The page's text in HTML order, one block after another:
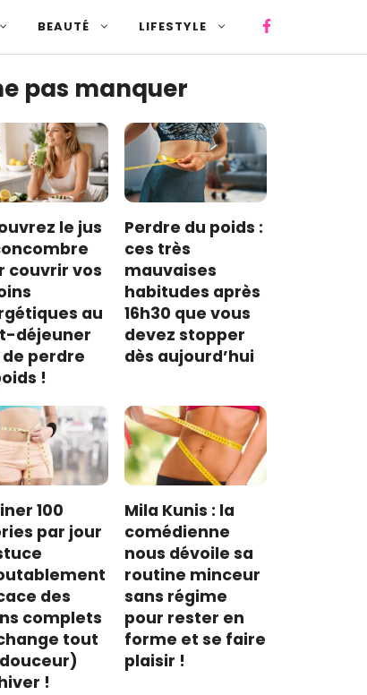
BEAUTÉ LIFESTYLE
pas manquer
le jus
couvrir vos
au
déjeuner
perdre
!
Perdre du poids :
ces très
mauvaises
habitudes après
16h30 que vous
devez stopper
dès aujourd’hui
100
par jour
des
complets
tout
!
Mila Kunis : la
comédienne
nous dévoile sa
routine minceur
sans régime
pour rester en
forme et se faire
plaisir !